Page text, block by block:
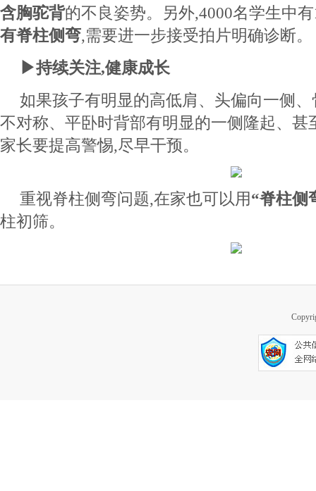
含胸驼背的不良姿势。另外,4000名学生中有
有脊柱侧弯,需要进一步接受拍片明确诊断。
▶持续关注,健康成长
如果孩子有明显的高低肩、头偏向一侧
不对称、平卧时背部有明显的一侧隆起、甚
家长要提高警惕,尽早干预。
重视脊柱侧弯问题,在家也可以用“脊柱侧
柱初筛。